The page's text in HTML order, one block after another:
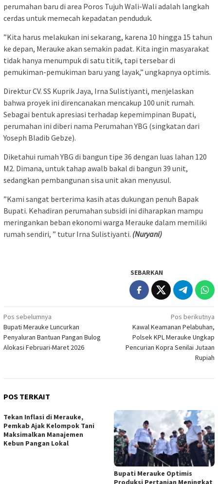
perumahan baru di area Poros Tujuh Wali-Wali adalah langkah
cerdas untuk memecah kepadatan penduduk.
​”Kita harus melakukan ini sekarang, karena 10 hingga 15 tahun
ke depan, Merauke akan semakin padat. Kita ingin masyarakat
tidak hanya menumpuk di satu titik, tapi tersebar di
pemukiman-pemukiman baru yang layak,” ungkapnya optimis.
​Direktur CV. SS Kuprik Jaya, Irna Sulistiyanti, menjelaskan
bahwa proyek ini direncanakan mencakup 100 unit rumah.
Sebagai bentuk apresiasi terhadap kepemimpinan Bupati,
perumahan ini diberi nama Perumahan YBG (singkatan dari
Yoseph Bladib Gebze).
Diketahui rumah YBG di bangun tipe 36 dengan luas lahan 120
M2. Dimana, untuk tahap awalb bakal di bangun 39 unit,
sedangkan pembangunan sisa unit akan menyusul.
​”Kami sangat berterima kasih atas dukungan penuh Bapak
Bupati. Kehadiran perumahan subsidi ini diharapkan mampu
meringankan beban ekonomi warga Merauke dalam memiliki
rumah sendiri, ” tutur Irna Sulistiyanti. (Nuryani)
SEBARKAN
Navigasi
pos
Pos sebelumnya
Bupati Merauke Luncurkan
Penyaluran Bantuan Pangan Bulog
Alokasi Februari-Maret 2026
Pos berikutnya
Kawal Keamanan Pelabuhan,
Polsek KPL Merauke Ungkap
Pencurian Kopra Senilai Jutaan
Rupiah
POS TERKAIT
Tekan Inflasi di Merauke,
Pemkab Ajak Kelompok Tani
Maksimalkan Manajemen
Kebun Pangan Lokal
Bupati Merauke Optimis
Produksi Pertanian Meningkat